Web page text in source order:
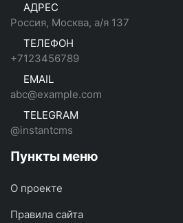
АДРЕС
Россия, Москва, а/я 137
ТЕЛЕФОН
+7123456789
EMAIL
abc@example.com
TELEGRAM
@instantcms
Пункты меню
О проекте
Правила сайта